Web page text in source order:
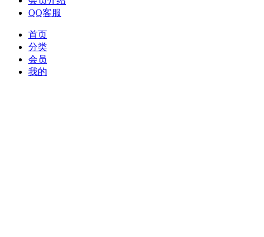
QQ客服
首页
分类
会员
我的